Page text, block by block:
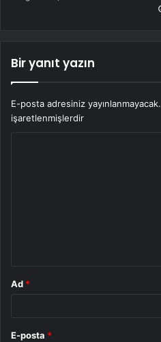
Bir yanıt yazın
E-posta adresiniz yayınlanmayacak.
işaretlenmişlerdir
Ad *
E-posta *